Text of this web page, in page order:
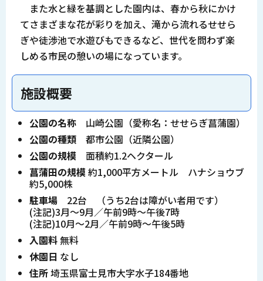
また水と緑を基調とした園内は、春から秋にかけ
てさまざまな花が彩りを加え、滝から流れるせせら
ぎや徒渉池で水遊びもできるなど、世代を問わず楽
しめる市民の憩いの場になっています。
施設概要
公園の名称 山崎公園（愛称名：せせらぎ菖蒲園）
公園の種類 都市公園（近隣公園）
公園の規模 面積約1.2ヘクタール
菖蒲田の規模約1,000平方メートル ハナショウブ
約5,000株
駐車場 22台 （うち2台は障がい者用です）
(注記)3月～9月／午前9時～午後7時
(注記)10月～2月／午前9時～午後5時
入園料無料
休園日 なし
住所埼玉県富士見市大字水子184番地